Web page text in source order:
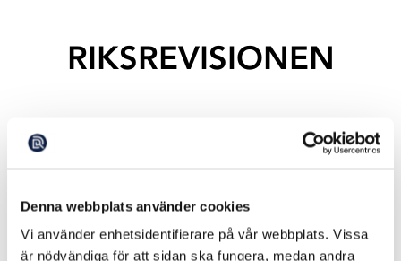
Denna webbplats använder cookies
Vi använder enhetsidentifierare på vår webbplats. Vissa
är nödvändiga för att sidan ska fungera, medan andra
RIKSREVISIONEN